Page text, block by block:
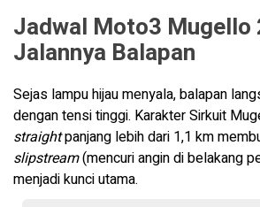
Jadwal Moto3 Mugello
Jalannya Balapan
Sejas lampu hijau menyala, balapan
dengan tensi tinggi. Karakter Sirkuit
straightpanjang lebih dari 1,1 km
slipstream(mencuri angin di belakang
menjadi kunci utama.